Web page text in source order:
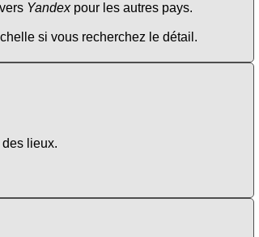
Yandexpour les autres pays.
si vous recherchez le détail.
lieux.